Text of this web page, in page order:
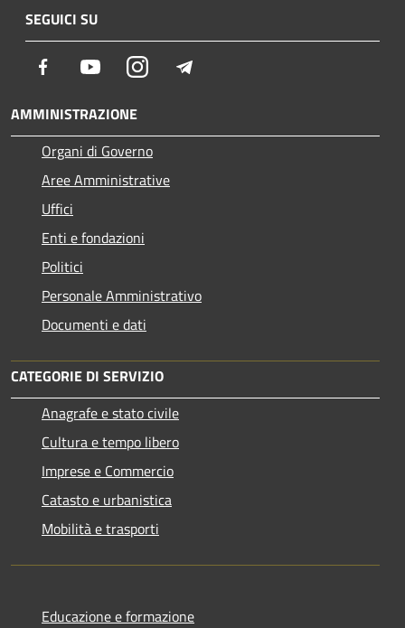
SEGUICI SU
Facebook YoutubeInstagram
AMMINISTRAZIONE
Organi di Governo
Aree Amministrative
Uffici
Enti e fondazioni
Politici
Personale Amministrativo
Documenti e dati
CATEGORIE DI SERVIZIO
Anagrafe e stato civile
Cultura e tempo libero
Imprese e Commercio
Catasto e urbanistica
Mobilità e trasporti
Educazione e formazione